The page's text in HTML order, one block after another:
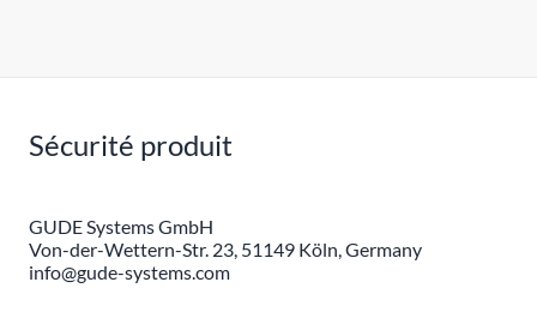
Sécurité produit
GUDE Systems GmbH
Von-der-Wettern-Str. 23, 51149 Köln, Germany
info@gude-systems.com